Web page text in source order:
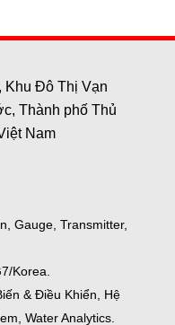
Khu Đô Thị Vạn
Thành phố Thủ
Nam
Gauge, Transmitter,
Korea.
& Điều Khiển, Hệ
Water Analytics.